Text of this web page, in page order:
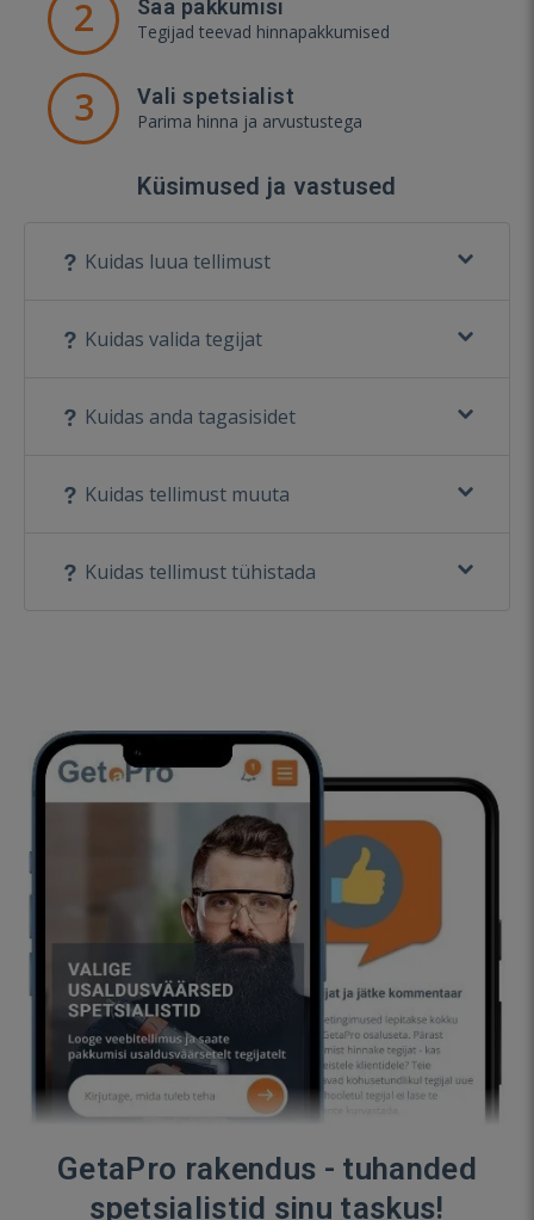
2 Saa pakkumisi
Tegijad teevad hinnapakkumised
3 Vali spetsialist
Parima hinna ja arvustustega
Küsimused ja vastused
Kuidas luua tellimust
Kuidas valida tegijat
Kuidas anda tagasisidet
Kuidas tellimust muuta
Kuidas tellimust tühistada
GetaPro rakendus - tuhanded
spetsialistid sinu taskus!